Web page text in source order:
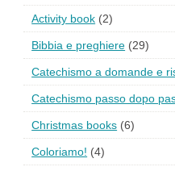
Activity book (2)
Bibbia e preghiere (29)
Catechismo a domande e
Catechismo passo dopo
Christmas books (6)
Coloriamo! (4)